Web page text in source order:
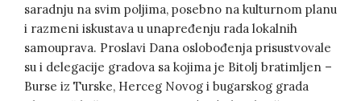
saradnju na svim poljima, posebno na kulturnom planu
i razmeni iskustava u unapređenju rada lokalnih
samouprava. Proslavi Dana oslobođenja prisustvovale
su i delegacije gradova sa kojima je Bitolj bratimljen –
Burse iz Turske, Herceg Novog i bugarskog grada